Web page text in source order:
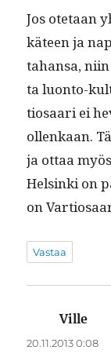
Jos ote­taan
käteen ja
tahansa,
ta luon­to-
tiosaari ei
ollenkaan.
ja ottaa
Helsin­ki on
on
Vastaa
Ville
20.11.2013 0:08